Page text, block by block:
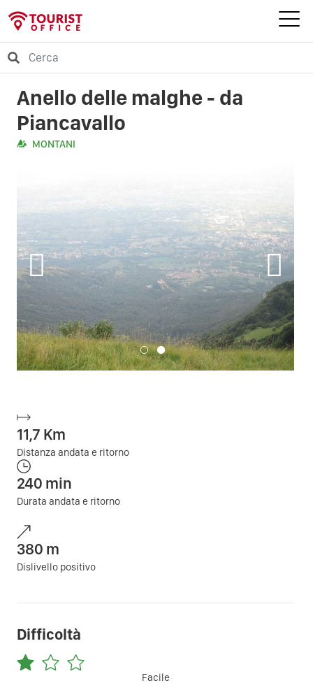
Anello delle malghe - da
Piancavallo
MONTANI
11,7 Km
Distanza andata e ritorno
240 min
Durata andata e ritorno
380 m
Dislivello positivo
Difficoltà
Facile